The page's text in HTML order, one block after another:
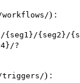
workflows/) :
{seg1}/{seg2}/
?
triggers/) :